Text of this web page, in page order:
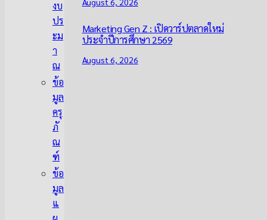
งบ
ปร
ะม
า
ณ
ข้อ
มูล
ครุ
ภั
ณ
ฑ์
ข้อ
มูล
แ
Marketing Gen Z : เปิดวาร์ปตลาดใหม่
ประจำปีการศึกษา 2569
August 6, 2026